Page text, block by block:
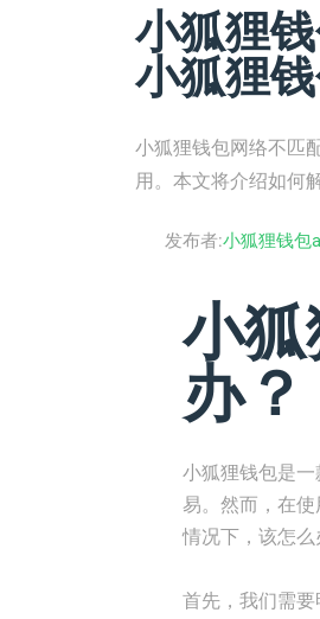
小狐狸
小狐狸
小狐狸钱包网络不匹
用。本文将介绍如何
发布者:小狐狸钱包
小
办？
小狐狸钱包是
易。然而，在
情况下，该怎么
首先，我们需